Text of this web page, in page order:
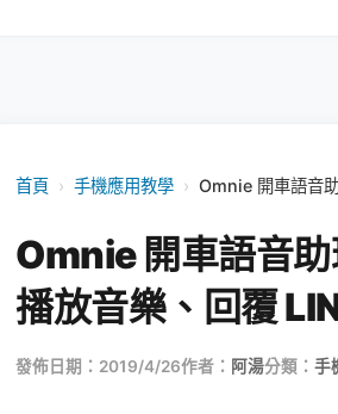
首頁 › 手機應用教學 › Omnie 開車語音
Omnie 開車語音助
播放音樂、回覆
發佈日期：2019/4/26作者： 阿湯分類： 手